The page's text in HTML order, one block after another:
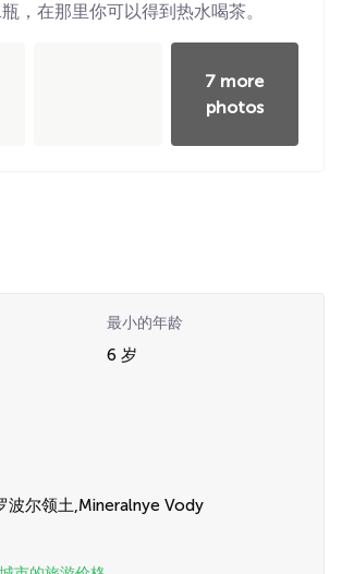
，在那里你可以得到热水喝茶。
7 more
photos
最小的年龄
6 岁
波尔领土,Mineralnye Vody